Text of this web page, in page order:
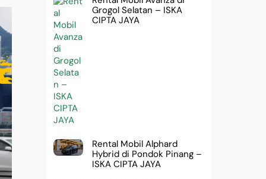
Grogol Selatan – ISKA
CIPTA JAYA
Rental Mobil Alphard
Hybrid di Pondok Pinang –
ISKA CIPTA JAYA